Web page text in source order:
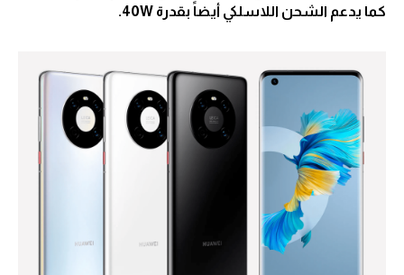
كما يدعم الشحن اللاسلكي أيضاً بقدرة 40W.